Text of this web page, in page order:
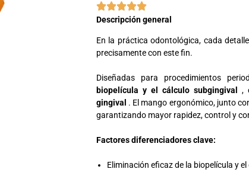

Descripción general
En la práctica odontológica, cada
precisamente con este fin.
Diseñadas para procedimientos
biopelícula y el cálculo subgingival ,
gingival . El mango ergonómico, junto
garantizando mayor rapidez, control y
Factores diferenciadores clave:
Eliminación eficaz de la biopelícula y